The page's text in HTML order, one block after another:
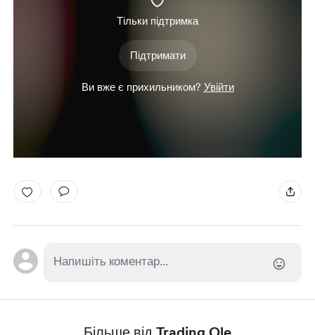
Тільки підтримка
Підтримати
Ви вже є прихильником? Увійти